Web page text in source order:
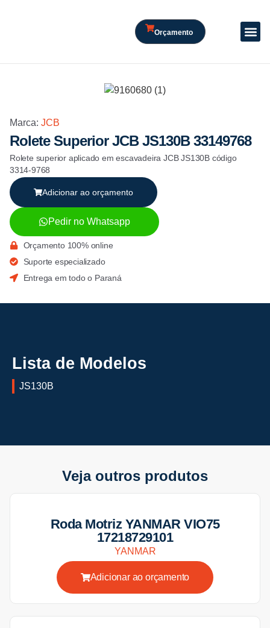
Orçamento
Marca: JCB
Rolete Superior JCB JS130B 33149768
Rolete superior aplicado em escavadeira JCB JS130B código
3314-9768
Adicionar ao orçamento
Pedir no Whatsapp
Orçamento 100% online
Suporte especializado
Entrega em todo o Paraná
Lista de Modelos
JS130B
Veja outros produtos
Roda Motriz YANMAR VIO75
17218729101
YANMAR
Adicionar ao orçamento